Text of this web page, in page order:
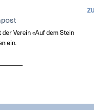
Verein «Auf dem Stein
ein.